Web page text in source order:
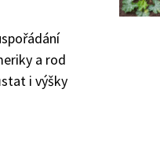
a rod
i výšky